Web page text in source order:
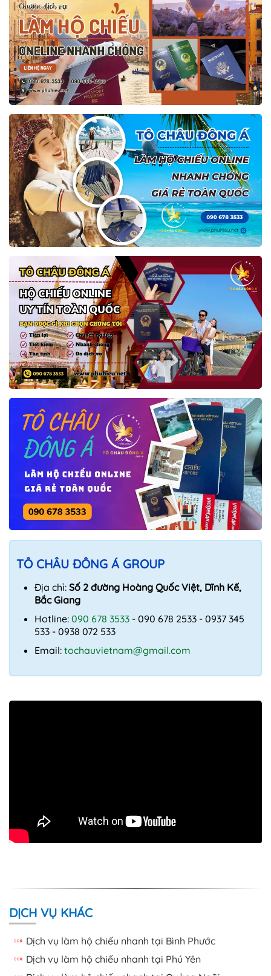
TÔ CHÂU ĐÔNG Á GROUP
Địa chỉ: Số 2 đường Hoàng Quốc Việt, Dĩnh Kế,
Bắc Giang
Hotline: 090 678 3533 - 090 678 2533 - 0937 345
533 - 0938 072 533
Email: tochauvietnam@gmail.com
DỊCH VỤ KHÁC
Dịch vụ làm hộ chiếu nhanh tại Bình Phước
Dịch vụ làm hộ chiếu nhanh tại Phú Yên